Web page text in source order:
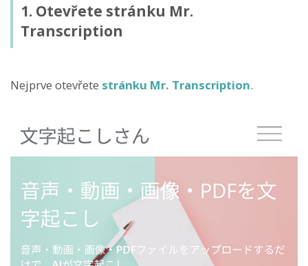
1. Otevřete stránku Mr.
Transcription
Nejprve otevřete stránku Mr. Transcription.